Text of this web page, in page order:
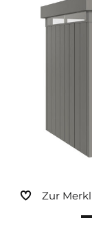
Türen & Zargen
Zur